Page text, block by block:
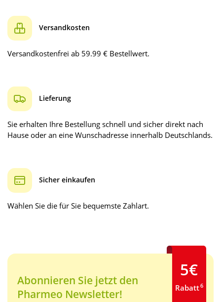
Versandkosten
Versandkostenfrei ab 59.99 € Bestellwert.
Lieferung
Sie erhalten Ihre Bestellung schnell und sicher direkt nach
Hause oder an eine Wunschadresse innerhalb Deutschlands.
Sicher einkaufen
Wählen Sie die für Sie bequemste Zahlart.
Abonnieren Sie jetzt den
Pharmeo Newsletter!
5€
Rabatt6